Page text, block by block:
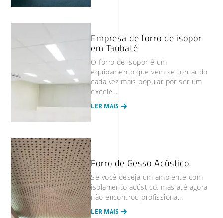
Empresa de forro de isopor
em Taubaté
O forro de isopor é um
equipamento que vem se tornando
cada vez mais popular por ser um
excele...
LER MAIS
Forro de Gesso Acústico
Se você deseja um ambiente com
isolamento acústico, mas até agora
não encontrou profissiona...
LER MAIS